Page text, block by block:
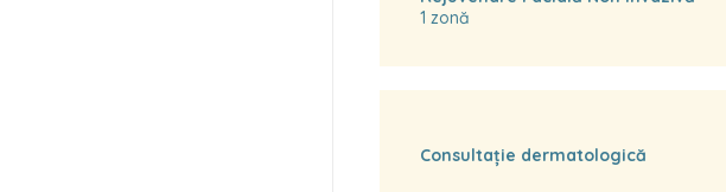
1 zonă
Consultație dermatologică